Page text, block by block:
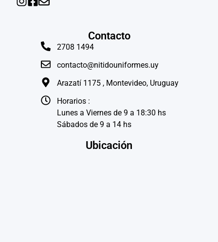
Contacto
2708 1494
contacto@nitidouniformes.uy
Arazatí 1175 , Montevideo, Uruguay
Horarios :
Lunes a Viernes de 9 a 18:30 hs
Sábados de 9 a 14 hs
Ubicación